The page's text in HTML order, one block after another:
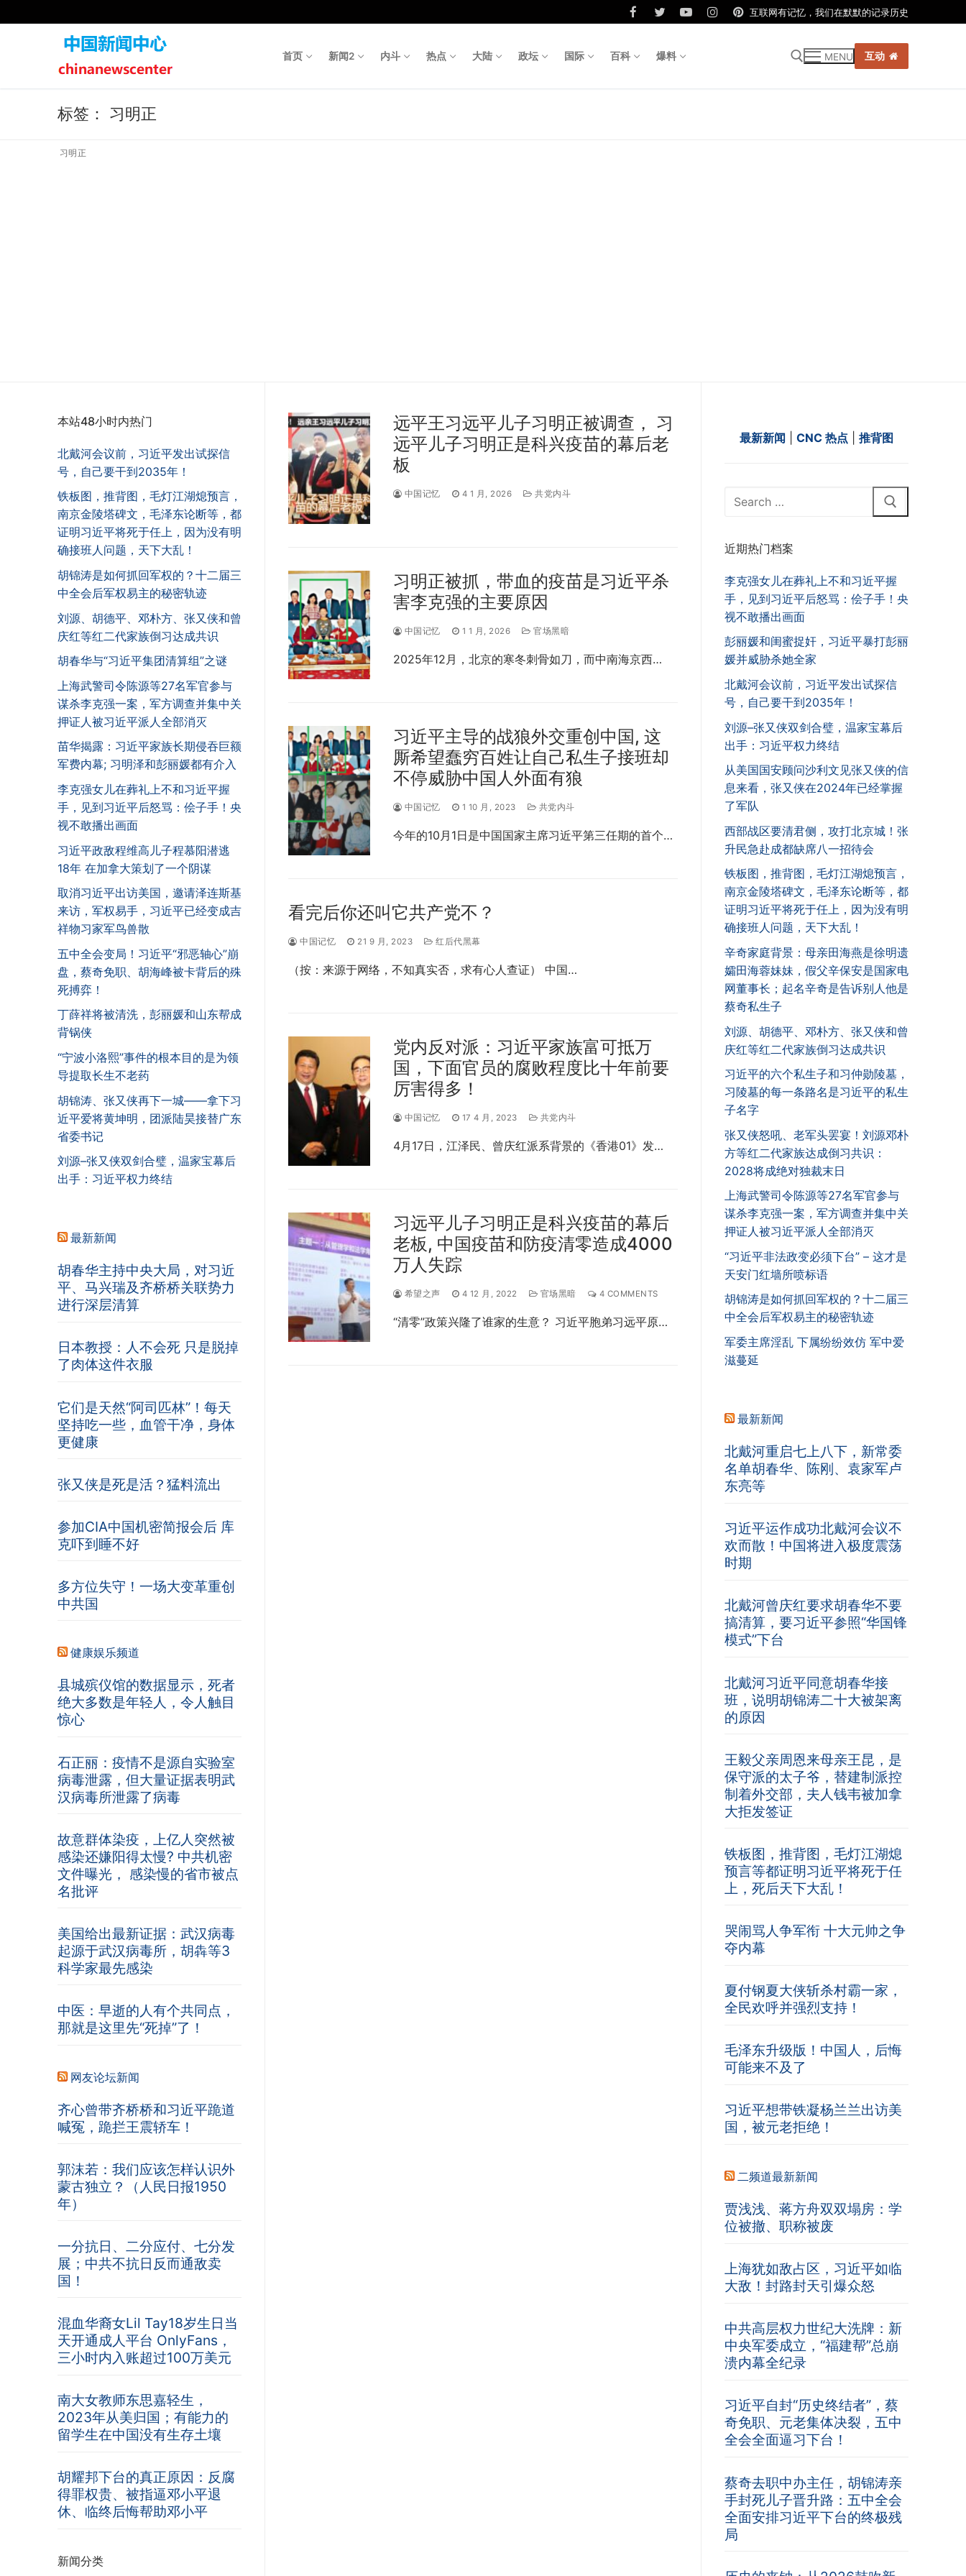
to
互联网有记忆，我们在默默的记录历史
首页 新闻2 内斗 热点 大陆 政坛 国际 百科 爆料 MENU 互动
标签： 习明正
习明正
远平王习远平儿子习明正被调查， 习
远平儿子习明正是科兴疫苗的幕后老
板
中国记忆 4 1 月, 2026 共党内斗
习明正被抓，带血的疫苗是习近平杀
害李克强的主要原因
中国记忆 1 1 月, 2026 官场黑暗
2025年12月，北京的寒冬刺骨如刀，而中南海京西…
习近平主导的战狼外交重创中国, 这
厮希望蠢穷百姓让自己私生子接班却
不停威胁中国人外面有狼
中国记忆 1 10 月, 2023 共党内斗
今年的10月1日是中国国家主席习近平第三任期的首个…
看完后你还叫它共产党不？
中国记忆 21 9 月, 2023 红后代黑幕
（按：来源于网络，不知真实否，求有心人查证） 中国…
党内反对派：习近平家族富可抵万
国，下面官员的腐败程度比十年前要
厉害得多！
中国记忆 17 4 月, 2023 共党内斗
4月17日，江泽民、曾庆红派系背景的《香港01》发…
习远平儿子习明正是科兴疫苗的幕后
老板, 中国疫苗和防疫清零造成4000
万人失踪
希望之声 4 12 月, 2022 官场黑暗 4 COMMENTS
“清零”政策兴隆了谁家的生意？ 习近平胞弟习远平原…
最新新闻 CNC 热点 推背图
Search
近期热门档案
李克强女儿在葬礼上不和习近平握
手，见到习近平后怒骂：侩子手！央
视不敢播出画面
彭丽媛和闺蜜捉奸，习近平暴打彭丽
媛并威胁杀她全家
北戴河会议前，习近平发出试探信
号，自己要干到2035年！
刘源–张又侠双剑合璧，温家宝幕后
出手：习近平权力终结
从美国国安顾问沙利文见张又侠的信
息来看，张又侠在2024年已经掌握
了军队
西部战区要清君侧，攻打北京城！张
升民急赴成都缺席八一招待会
铁板图，推背图，毛灯江湖熄预言，
南京金陵塔碑文，毛泽东论断等，都
证明习近平将死于任上，因为没有明
确接班人问题，天下大乱！
辛奇家庭背景：母亲田海燕是徐明遗
孀田海蓉妹妹，假父辛保安是国家电
网董事长；起名辛奇是告诉别人他是
蔡奇私生子
刘源、胡德平、邓朴方、张又侠和曾
庆红等红二代家族倒习达成共识
习近平的六个私生子和习仲勋陵墓，
习陵墓的每一条路名是习近平的私生
子名字
张又侠怒吼、老军头罢宴！刘源邓朴
方等红二代家族达成倒习共识：
2028将成绝对独裁末日
上海武警司令陈源等27名军官参与
谋杀李克强一案，军方调查并集中关
押证人被习近平派人全部消灭
“习近平非法政变必须下台” – 这才是
天安门红墙所喷标语
胡锦涛是如何抓回军权的？十二届三
中全会后军权易主的秘密轨迹
军委主席淫乱 下属纷纷效仿 军中爱
滋蔓延
最新新闻
北戴河重启七上八下，新常委
名单胡春华、陈刚、袁家军卢
东亮等
习近平运作成功北戴河会议不
欢而散！中国将进入极度震荡
时期
北戴河曾庆红要求胡春华不要
搞清算，要习近平参照“华国锋
模式”下台
北戴河习近平同意胡春华接
班，说明胡锦涛二十大被架离
的原因
王毅父亲周恩来母亲王昆，是
保守派的太子爷，替建制派控
制着外交部，夫人钱韦被加拿
大拒发签证
铁板图，推背图，毛灯江湖熄
预言等都证明习近平将死于任
上，死后天下大乱！
哭闹骂人争军衔 十大元帅之争
夺内幕
夏付钢夏大侠斩杀村霸一家，
全民欢呼并强烈支持！
毛泽东升级版！中国人，后悔
可能来不及了
习近平想带铁凝杨兰兰出访美
国，被元老拒绝！
二频道最新新闻
贾浅浅、蒋方舟双双塌房：学
位被撤、职称被废
上海犹如敌占区，习近平如临
大敌！封路封天引爆众怒
中共高层权力世纪大洗牌：新
中央军委成立，“福建帮”总崩
溃内幕全纪录
习近平自封“历史终结者”，蔡
奇免职、元老集体决裂，五中
全会全面逼习下台！
蔡奇去职中办主任，胡锦涛亲
手封死儿子晋升路：五中全会
全面安排习近平下台的终极残
局
本站48小时内热门
北戴河会议前，习近平发出试探信
号，自己要干到2035年！
铁板图，推背图，毛灯江湖熄预言，
南京金陵塔碑文，毛泽东论断等，都
证明习近平将死于任上，因为没有明
确接班人问题，天下大乱！
胡锦涛是如何抓回军权的？十二届三
中全会后军权易主的秘密轨迹
刘源、胡德平、邓朴方、张又侠和曾
庆红等红二代家族倒习达成共识
胡春华与“习近平集团清算组”之谜
上海武警司令陈源等27名军官参与
谋杀李克强一案，军方调查并集中关
押证人被习近平派人全部消灭
苗华揭露：习近平家族长期侵吞巨额
军费内幕; 习明泽和彭丽媛都有介入
李克强女儿在葬礼上不和习近平握
手，见到习近平后怒骂：侩子手！央
视不敢播出画面
习近平政敌程维高儿子程慕阳潜逃
18年 在加拿大策划了一个阴谋
取消习近平出访美国，邀请泽连斯基
来访，军权易手，习近平已经变成吉
祥物习家军鸟兽散
五中全会变局！习近平“邪恶轴心”崩
盘，蔡奇免职、胡海峰被卡背后的殊
死搏弈！
丁薛祥将被清洗，彭丽媛和山东帮成
背锅侠
“宁波小洛熙”事件的根本目的是为领
导提取长生不老药
胡锦涛、张又侠再下一城——拿下习
近平爱将黄坤明，团派陆昊接替广东
省委书记
刘源–张又侠双剑合璧，温家宝幕后
出手：习近平权力终结
最新新闻
胡春华主持中央大局，对习近
平、马兴瑞及齐桥桥关联势力
进行深层清算
日本教授：人不会死 只是脱掉
了肉体这件衣服
它们是天然“阿司匹林”！每天
坚持吃一些，血管干净，身体
更健康
张又侠是死是活？猛料流出
参加CIA中国机密简报会后 库
克吓到睡不好
多方位失守！一场大变革重创
中共国
健康娱乐频道
县城殡仪馆的数据显示，死者
绝大多数是年轻人，令人触目
惊心
石正丽：疫情不是源自实验室
病毒泄露，但大量证据表明武
汉病毒所泄露了病毒
故意群体染疫，上亿人突然被
感染还嫌阳得太慢? 中共机密
文件曝光， 感染慢的省市被点
名批评
美国给出最新证据：武汉病毒
起源于武汉病毒所，胡犇等3
科学家最先感染
中医：早逝的人有个共同点，
那就是这里先“死掉”了！
网友论坛新闻
齐心曾带齐桥桥和习近平跪道
喊冤，跪拦王震轿车！
郭沫若：我们应该怎样认识外
蒙古独立？（人民日报1950
年）
一分抗日、二分应付、七分发
展；中共不抗日反而通敌卖
国！
混血华裔女Lil Tay18岁生日当
天开通成人平台 OnlyFans，
三小时内入账超过100万美元
南大女教师东思嘉轻生，
2023年从美归国；有能力的
留学生在中国没有生存土壤
胡耀邦下台的真正原因：反腐
得罪权贵、被指逼邓小平退
休、临终后悔帮助邓小平
新闻分类